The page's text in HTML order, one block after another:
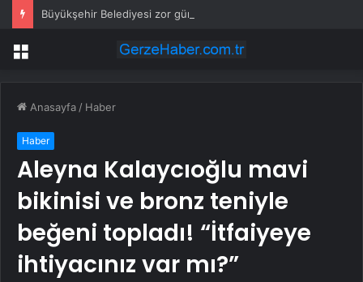
Menü
Anasayfa / Haber
Haber
Aleyna Kalaycıoğlu mavi
bikinisi ve bronz teniyle
beğeni topladı! “İtfaiyeye
ihtiyacınız var mı?”